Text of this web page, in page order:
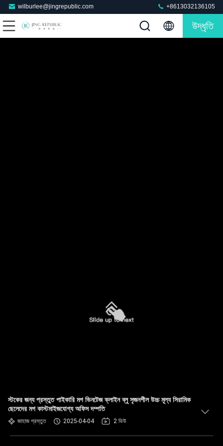
wilburlee@jingrepublic.com +8613032136105
উদ্ধৃতি
স্টকের জন্য প্রস্তুত পাইকারি মগ ভিনটেজ ক্লাইন ব্লু সৃজনশীল উচ্চ মূল্য সিরামিক
ছেলেদের মগ কাস্টমাইজযোগ্য অফিস দম্পতি
জাহাজ প্রস্তুত 2025-04-04 2 ভিউ